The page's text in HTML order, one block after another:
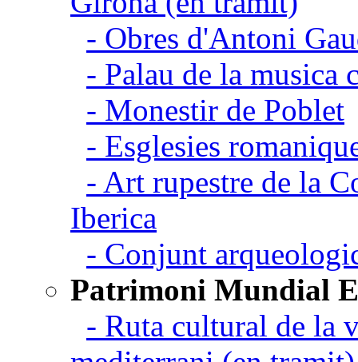
- Obres d'Antoni
- Palau de la musica
- Monestir de Poblet
- Esglesies
- Art rupestre de la
Iberica
- Conjunt
Patrimoni Mundial
- Ruta cultural de la